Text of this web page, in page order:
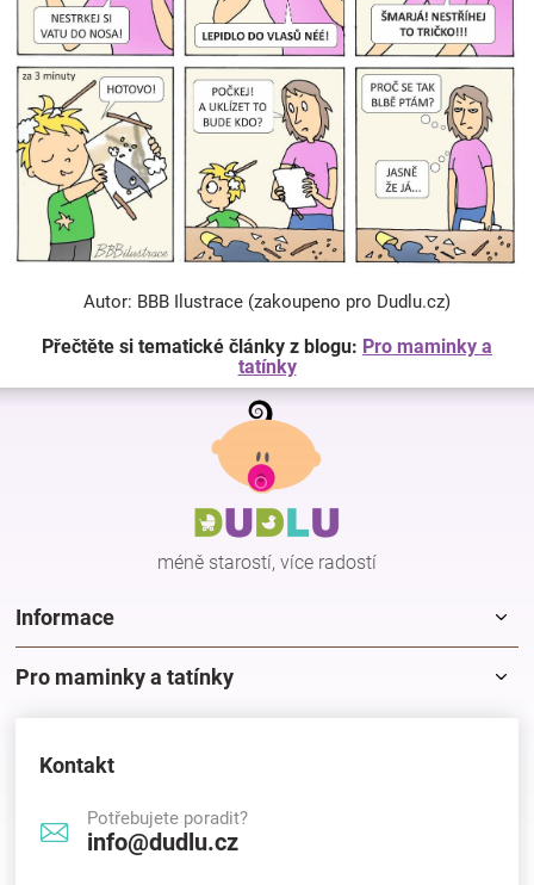
Autor: BBB Ilustrace (zakoupeno pro Dudlu.cz)
Přečtěte si tematické články z blogu: Pro maminky a
tatínky
Z
méně starostí, více radostí
Informace
Pro maminky a tatínky
Kontakt
Potřebujete poradit?
info@dudlu.cz